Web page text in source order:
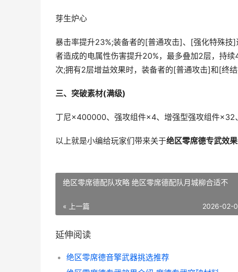
芽生炉心
暴击率提升23%;装备者的[普通攻击]、[强化特殊技
者造成的电属性伤害提升20%，最多叠加2层，持
次;拥有2层增益效果时，装备者的[普通攻击]和[终
三、突破素材(满级)
丁尼×400000、强攻组件×4、增强型强攻组件
以上就是小编给玩家们带来关于绝区零席德专武效
绝区零席德配队攻略 绝区零席德配队月城柳合适不
« 上一篇 2026-02-
延伸阅读
绝区零席德音擎武器挑选推荐